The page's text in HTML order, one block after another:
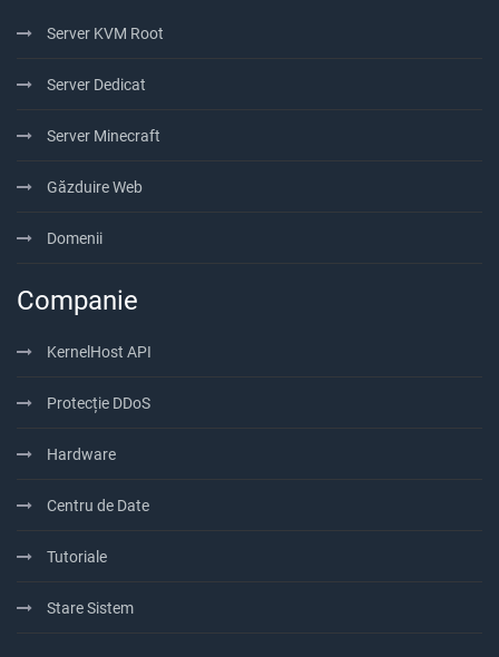
Server KVM Root
Server Dedicat
Server Minecraft
Găzduire Web
Domenii
Companie
KernelHost API
Protecție DDoS
Hardware
Centru de Date
Tutoriale
Stare Sistem